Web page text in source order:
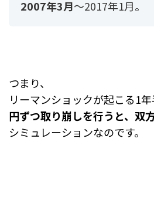
2007年3月～2017年1月。
つまり、
リーマンショックが起こる1年
円ずつ取り崩しを行うと、双
シミュレーションなのです。